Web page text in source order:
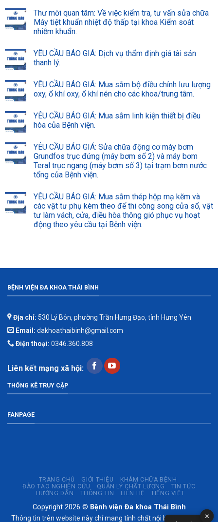
Thư mời quan tâm: Về việc kiểm tra, tư vấn sửa chữa
Máy tiệt khuẩn nhiệt độ thấp tại khoa Kiểm soát
nhiễm khuẩn.
YÊU CẦU BÁO GIÁ: Dịch vụ thẩm định giá tài sản
thanh lý.
YÊU CẦU BÁO GIÁ: Mua sắm bộ điều chỉnh lưu lượng
oxy, ổ khí oxy, ổ khí nén cho các khoa/trung tâm.
YÊU CẦU BÁO GIÁ: Mua sắm linh kiện thiết bị điều
hòa của Bệnh viện.
YÊU CẦU BÁO GIÁ: Sửa chữa động cơ máy bơm
Grundfos trục đứng (máy bơm số 2) và máy bơm
Teral trục ngang (máy bơm số 3) tại trạm bơm nước
tổng của Bệnh viện.
YÊU CẦU BÁO GIÁ: Mua sắm thép hộp mạ kẽm và
các vật tư phụ kèm theo để thi công song cửa sổ, vật
tư làm vách, cửa, điều hòa thông gió phục vụ hoạt
động theo yêu cầu tại Bệnh viện.
BỆNH VIỆN ĐA KHOA THÁI BÌNH
Địa chỉ: 530 Lý Bôn, phường Trần Hưng Đạo, tỉnh Hưng Yên
Email: dakhoathaibinh@gmail.com
Điện thoại: 0346.360.808
Liên kết mạng xã hội:
THỐNG KÊ TRUY CẬP
FANPAGE
TRANG CHỦ GIỚI THIỆU
KHÁM CHỮA BỆNH
ĐÀO TẠO NGHIÊN CỨU
QUẢN LÝ CHẤT LƯỢNG
TIN TỨC
HƯỚNG DẪN
THÔNG TIN LIÊN HỆ TIẾNG VIỆT
Copyright 2026 © Bệnh viện Đa khoa Thái Bình
Thông tin trên website này chỉ mang tính chất nội bộ tham khảo;✕